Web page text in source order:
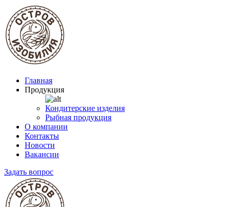
Главная
Продукция
Кондитерские изделия
Рыбная продукция
О компании
Контакты
Новости
Вакансии
Задать вопрос